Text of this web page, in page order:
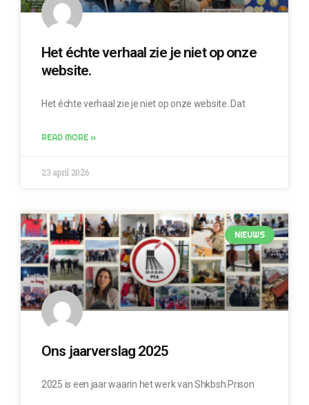
Het échte verhaal zie je niet op onze
website.
Het échte verhaal zie je niet op onze website. Dat
READ MORE »
23 april 2026
NIEUWS
Ons jaarverslag 2025
2025 is een jaar waarin het werk van Shkbsh Prison